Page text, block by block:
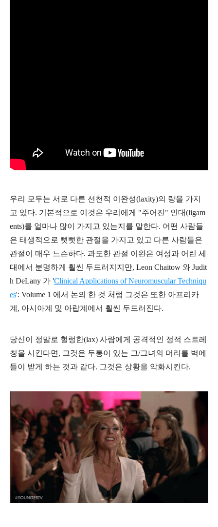
우리 모두는 서로 다른 선천적 이완성(laxity)의 량을 가지
고 있다. 기본적으로 이것은 우리에게 "주어진" 인대(ligam
ents)를 얼마나 많이 가지고 있는지를 말한다. 어떤 사람들
은 태생적으로 뻣뻣한 관절을 가지고 있고 다른 사람들은
관절이 매우 느슨하다. 과도한 관절 이완은 여성과 어린 세
대에서 분명하게 훨씬 두드러지지만, Leon Chaitow 와 Judit
h DeLany 가 'Clinical Applications of Neuromuscular Techniqu
es': Volume 1 에서 논의 한 것 처럼 그것은 또한 아프리카
계, 아시아계 및 아랍계에서 훨씬 두드러진다.
당신이 정말로 헐렁한(lax) 사람에게 공격적인 정적 스트레
칭을 시킨다면, 그것은 두통이 있는 그/그녀의 머리를 벽에
들이 받게 하는 것과 같다. 그것은 상황을 악화시킨다.